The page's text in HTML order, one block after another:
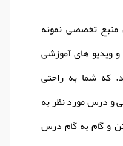
تخصصی نمونه
و ویدیو های آموزشی
که شما به راحتی
و درس مورد نظر به
و گام به گام درس